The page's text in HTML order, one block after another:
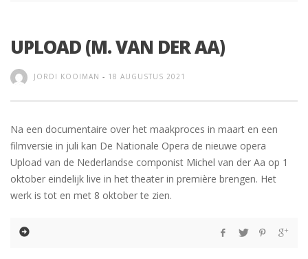
UPLOAD (M. VAN DER AA)
JORDI KOOIMAN - 18 AUGUSTUS 2021
Na een documentaire over het maakproces in maart en een
filmversie in juli kan De Nationale Opera de nieuwe opera
Upload van de Nederlandse componist Michel van der Aa op 1
oktober eindelijk live in het theater in première brengen. Het
werk is tot en met 8 oktober te zien.